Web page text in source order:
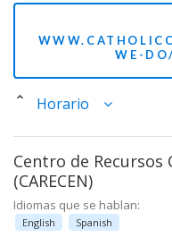
WE-
Horario
Centro de Recursos
(CARECEN)
Idiomas que se hablan:
English Spanish